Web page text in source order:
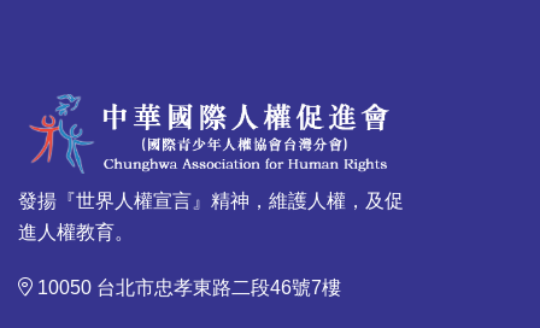
發揚『世界人權宣言』精神，維護人權，及促
進人權教育。
10050 台北市忠孝東路二段46號7樓